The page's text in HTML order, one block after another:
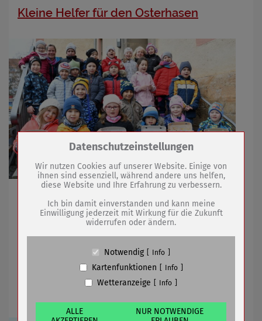
Kleine Helfer für den Osterhasen
Obermarkt
Rang 9 für Sömmerda beim ADFC
Fahrradklima-Test 2020
Zum Betrieb der Seite notwendige Cookies /
Name
PHP Session Cookie
Anbieter
Eigentümer dieser Website (Wenko-
Wenselaar GmbH & Co. KG)
Absicherung Kontaktformular / SPAM
Cookiespeicherung Entscheidungscookie
Anbieter
Eigentümer dieser Website (Wenko-
Wenselaar GmbH & Co. KG)
Datenschutzeinstellungen
Wir nutzen Cookies auf unserer Website. Einige von
ihnen sind essenziell, während andere uns helfen,
diese Website und Ihre Erfahrung zu verbessern.
Ich bin damit einverstanden und kann meine
Einwilligung jederzeit mit Wirkung für die Zukunft
widerrufen oder ändern.
Notwendig Info
Kartenfunktionen Info
Wetteranzeige Info
ALLE
NUR NOTWENDIGE